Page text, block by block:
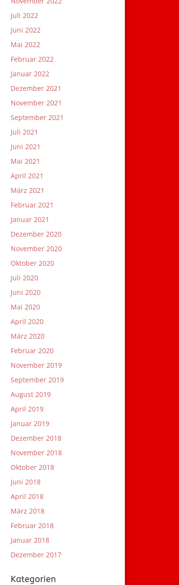
Juli 2022
Juni 2022
Mai 2022
Februar 2022
Januar 2022
Dezember 2021
November 2021
September 2021
Juli 2021
Juni 2021
Mai 2021
April 2021
März 2021
Februar 2021
Januar 2021
Dezember 2020
November 2020
Oktober 2020
Juli 2020
Juni 2020
Mai 2020
April 2020
März 2020
Februar 2020
November 2019
September 2019
August 2019
April 2019
Januar 2019
Dezember 2018
November 2018
Oktober 2018
Juni 2018
April 2018
März 2018
Februar 2018
Januar 2018
Dezember 2017
Kategorien